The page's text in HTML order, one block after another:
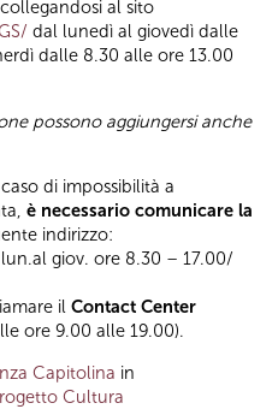
al sito
dal lunedì al giovedì dalle
dalle 8.30 alle ore 13.00
possono aggiungersi anche
di impossibilità a
è necessario comunicare la
indirizzo:
giov. ore 8.30 – 17.00/
il Contact Center
ore 9.00 alle 19.00).
Capitolina in
Cultura